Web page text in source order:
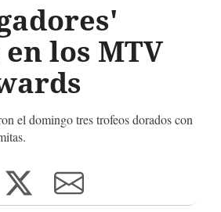
los MTV
el domingo tres trofeos dorados con